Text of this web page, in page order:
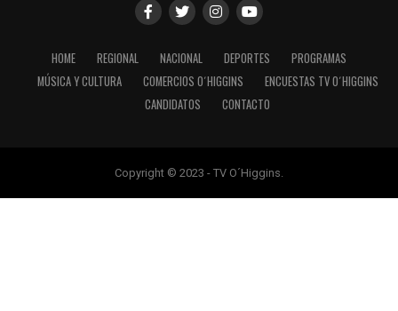
HOME REGIONAL NACIONAL DEPORTES
PROGRAMAS
MÚSICA Y CULTURA
COMERCIOS O´HIGGINS
ENCUESTAS TV O´HIGGINS
CANDIDATOS
CONTACTO
Copyright © 2023 - TV O´Higgins.